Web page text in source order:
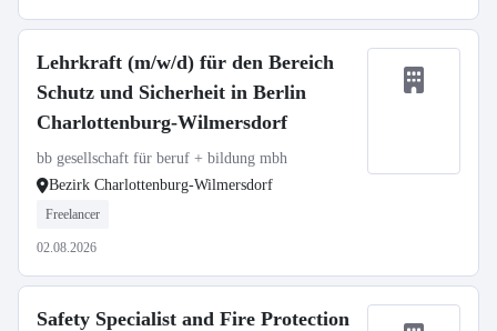
Lehrkraft (m/w/d) für den Bereich
Schutz und Sicherheit in Berlin
Charlottenburg-Wilmersdorf
bb gesellschaft für beruf + bildung mbh
Bezirk Charlottenburg-Wilmersdorf
Freelancer
02.08.2026
Safety Specialist and Fire Protection